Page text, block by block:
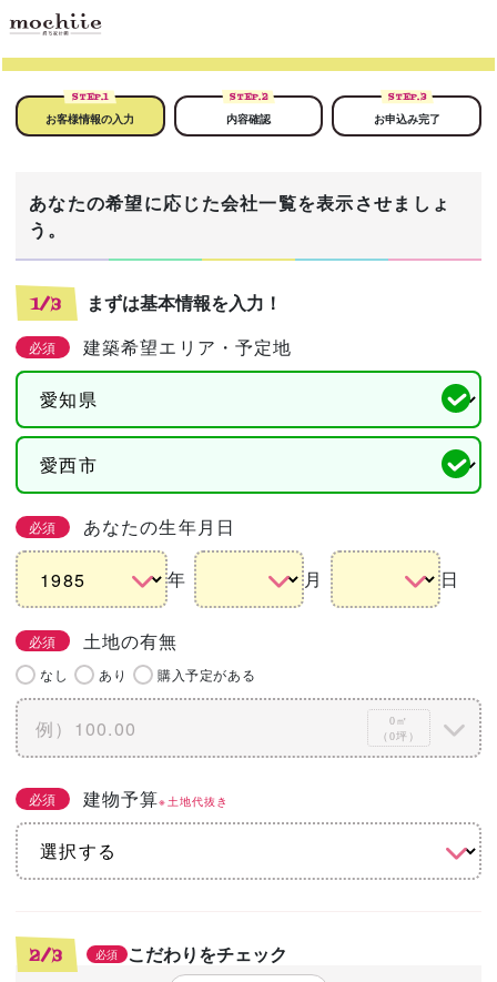
STEP.1
お客様情報の入力
STEP.2
内容確認
STEP.3
お申込み完了
あなたの希望に応じた会社一覧を表示させましょ
う。
1/3 まずは基本情報を入力！
必須 建築希望エリア・予定地
必須 あなたの生年月日
年 月 日
必須 土地の有無
なし あり 購入予定がある
0㎡
（0坪）
必須 建物予算※土地代抜き
2/3 必須 こだわりをチェック